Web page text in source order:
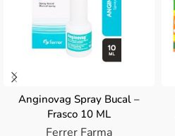
Anginovag Spray Bucal –
Frasco 10 ML
Ferrer Farma